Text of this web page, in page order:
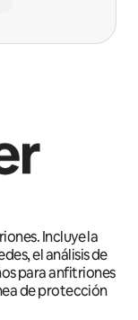
Incluye la
el análisis de
para anfitriones
de protección